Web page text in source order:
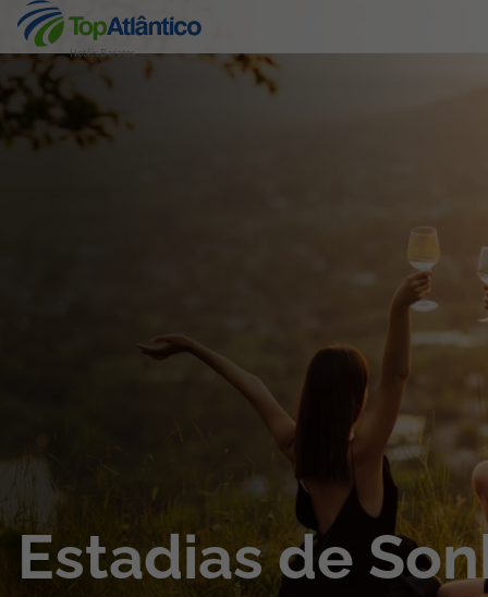
Hotéis Baratos
Destinos
Pacotes de Férias
Cruzeiros
Promoções
Estadias de